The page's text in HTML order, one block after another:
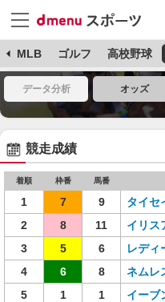
MLB ゴルフ 高校野球
データ分析 オッズ
競走成績
着順 枠番 馬番
1 7 9 タイ
2
8 11 イリ
3
5 6 レデ
4
6 8 ネムレ
5
1 1 イー